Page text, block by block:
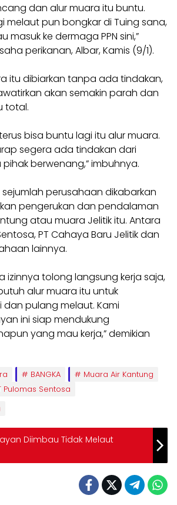
dan alur muara itu buntu.
melaut pun bongkar di Tuing sana,
masuk ke dermaga PPN sini,”
perikanan, Albar, Kamis (9/1).
itu dibiarkan tanpa ada tindakan,
akan semakin parah dan
total.
bisa buntu lagi itu alur muara.
segera ada tindakan dari
berwenang,” imbuhnya.
sejumlah perusahaan dikabarkan
pengerukan dan pendalaman
atau muara Jelitik itu. Antara
PT Cahaya Baru Jelitik dan
lainnya.
izinnya tolong langsung kerja saja,
alur muara itu untuk
dan pulang melaut. Kami
ini siap mendukung
yang mau kerja,” demikian
BANGKA
Muara Air Kantung
Pulomas Sentosa
Diimbau Tidak Melaut